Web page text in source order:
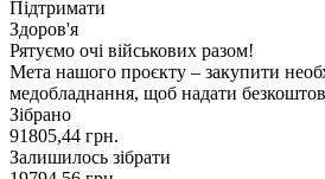
Підтримати
Здоров'я
Рятуємо очі військових разом!
Мета нашого проєкту – закупити
медобладнання, щоб надати
Зібрано
91805,44 грн.
Залишилось зібрати